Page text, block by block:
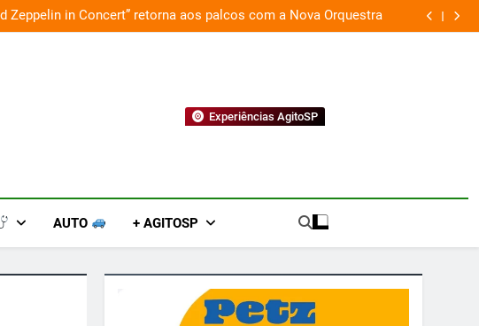
Zeppelin in Concert” retorna aos palcos com a Nova Orquestra Cobasi
Experiências AgitoSP
AUTO + AGITOSP